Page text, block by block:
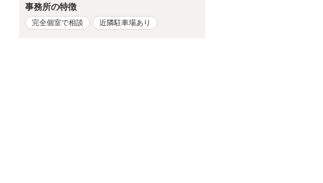
事務所の特徴
完全個室で相談 近隣駐車場あり